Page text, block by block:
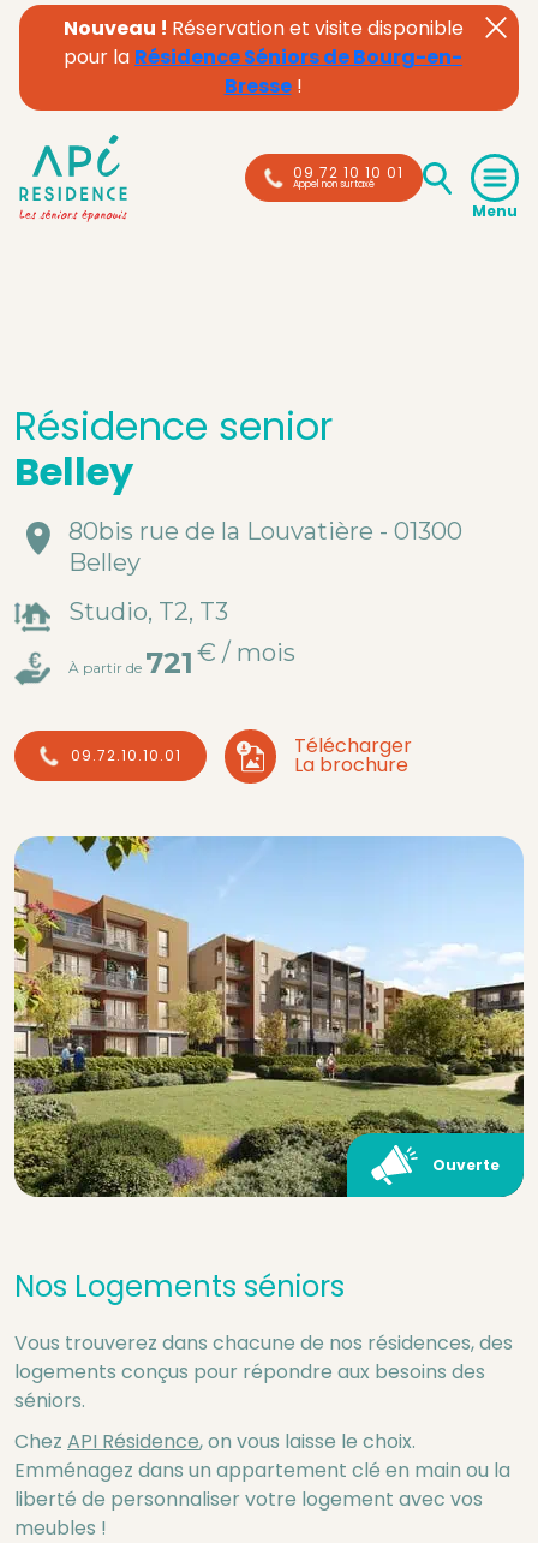
Nouveau ! Réservation et visite disponible
pour la Résidence Séniors de Bourg-en-
Bresse!
09 72 10 10 01
Appel non surtaxé
Résidence senior
Belley
80bis rue de la Louvatière - 01300
Belley
Studio, T2, T3
À partir de 721 € / mois
09.72.10.10.01 Télécharger
La brochure
Ouverte
Nos Logements séniors
Vous trouverez dans chacune de nos résidences, des
logements conçus pour répondre aux besoins des
séniors.
Chez API Résidence, on vous laisse le choix.
Emménagez dans un appartement clé en main ou la
liberté de personnaliser votre logement avec vos
meubles !